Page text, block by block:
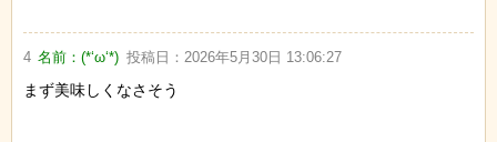
4 名前：(*‘ω‘*) 投稿日： 2026年5月30日 13:06:27
まず美味しくなさそう